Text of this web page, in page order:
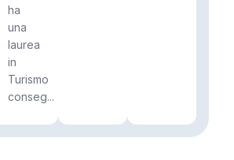
​​ha
una
laurea
in
Turismo
conseg...